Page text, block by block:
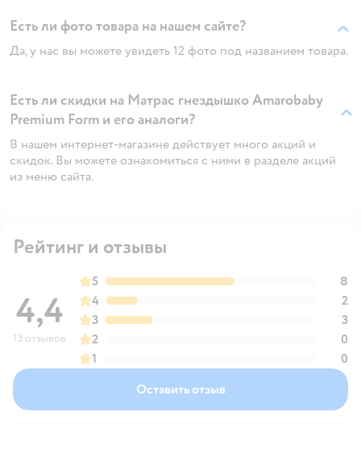
Есть ли фото товара на нашем сайте?
Да, у нас вы можете увидеть 12 фото под названием товара.
Есть ли скидки на Матрас гнездышко Amarobaby
Premium Form и его аналоги?
В нашем интернет-магазине действует много акций и
скидок. Вы можете ознакомиться с ними в разделе акций
из меню сайта.
Рейтинг и отзывы
4,4
13 отзывов
5
8
4
2
3
3
2
0
1
0
Оставить отзыв